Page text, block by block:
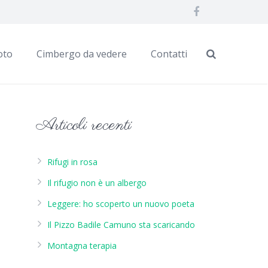
Cimbergo da vedere Contatti
Articoli recenti
Rifugi in rosa
Il rifugio non è un albergo
Leggere: ho scoperto un nuovo poeta
Il Pizzo Badile Camuno sta scaricando
Montagna terapia